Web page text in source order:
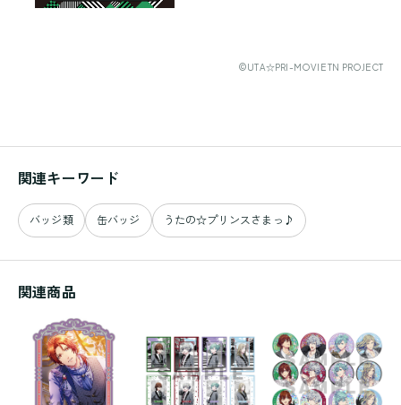
©UTA☆PRI-MOVIE TN PROJECT
関連キーワード
バッジ類 缶バッジ うたの☆プリンスさまっ♪
関連商品